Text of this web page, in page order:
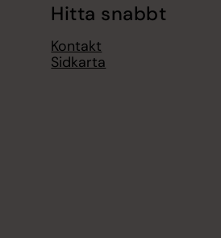
Hitta snabbt
Kontakt
Sidkarta